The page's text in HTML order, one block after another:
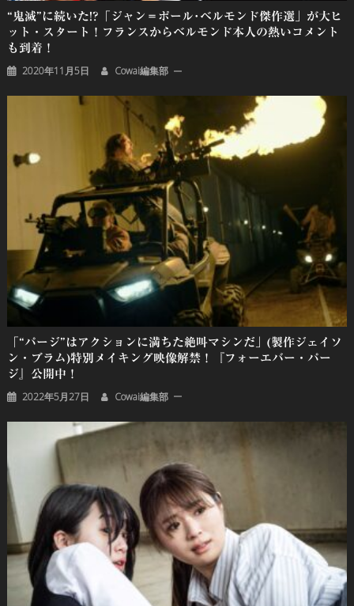
“鬼滅”に続いた!?「ジャン＝ポール･ベルモンド傑作選」が大ヒ
ット・スタート！フランスからベルモンド本人の熱いコメント
も到着！
2020年11月5日 Cowai編集部
「“パージ”はアクションに満ちた絶叫マシンだ」(製作ジェイソ
ン・ブラム)特別メイキング映像解禁！『フォーエバー・パー
ジ』公開中！
2022年5月27日 Cowai編集部